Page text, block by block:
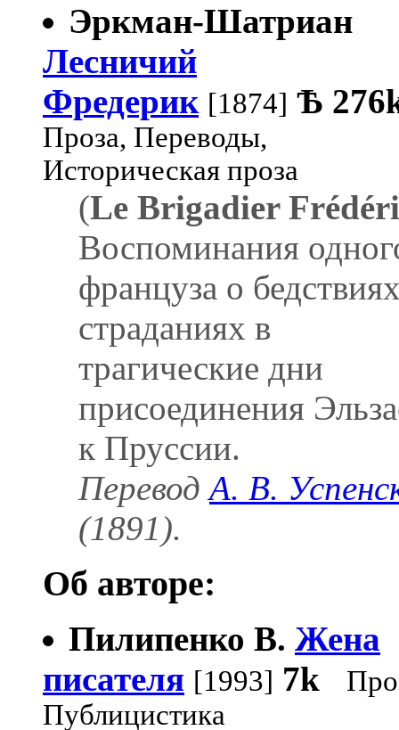
Эркман-Шатриан
Лесничий
Фредерик [1874] Ѣ
Проза, Переводы,
Историческая проза
(Le Brigadier
Воспоминания
француза о
страданиях в
трагические дни
присоединения
к Пруссии.
ПереводА. В.
(1891).
Об авторе:
Пилипенко В. Жена
писателя [1993] 7k
Публицистика